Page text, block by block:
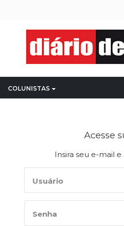
COLUNISTAS
Acesse
Insira seu e-mail
Usuário
Senha